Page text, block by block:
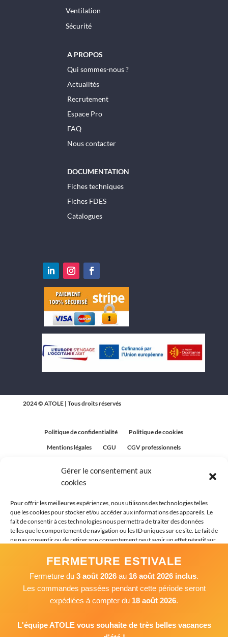
Gérer le consentement aux
cookies
Pour offrir les meilleures expériences, nous utilisons des technologies telles
que les cookies pour stocker et/ou accéder aux informations des appareils. Le
fait de consentir à ces technologies nous permettra de traiter des données
telles que le comportement de navigation ou les ID uniques sur ce site. Le fait de
ne pas consentir ou de retirer son consentement peut avoir un effet négatif sur
Accepter
Refuser
Voir les préférences
Ventilation
Sécurité
A PROPOS
Qui sommes-nous ?
Actualités
Recrutement
Espace Pro
FAQ
Nous contacter
DOCUMENTATION
Fiches techniques
Fiches FDES
Catalogues
2024 © ATOLE | Tous droits réservés
Politique de confidentialité
Politique de cookies
Mentions légales
CGU
CGV professionnels
FERMETURE ESTIVALE
Fermeture du 3 août 2026 au 16 août 2026 inclus.
Les commandes passées pendant cette période seront
expédiées à compter du 18 août 2026.
L'équipe ATOLE vous souhaite de très belles vacances